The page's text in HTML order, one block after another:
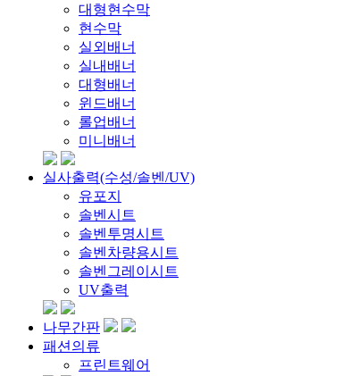
대형현수막
현수막
실외배너
실내배너
대형배너
윈드배너
롤업배너
미니배너
실사출력(수성/솔벤/UV)
유포지
솔벤시트
솔벤투명시트
솔벤차량용시트
솔벤그레이시트
UV출력
나무간판
패션의류
프린트웨어